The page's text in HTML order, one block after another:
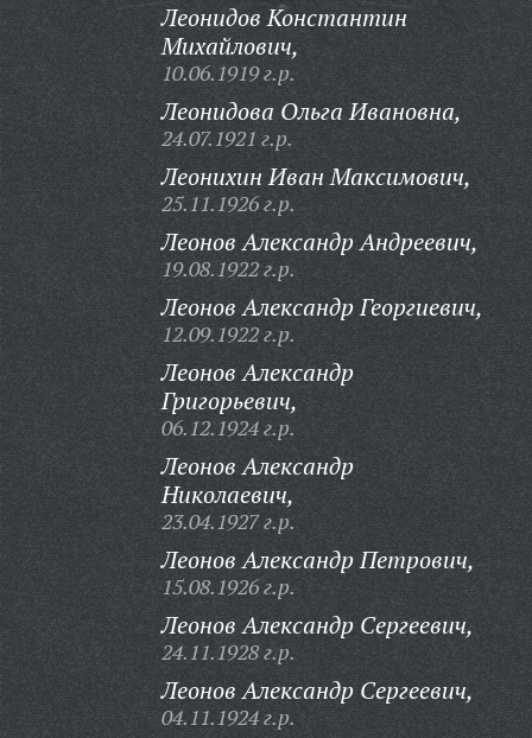
Леонидов Константин
Михайлович,
10.06.1919 г.р.
Леонидова Ольга Ивановна,
24.07.1921 г.р.
Леонихин Иван Максимович,
25.11.1926 г.р.
Леонов Александр Андреевич,
19.08.1922 г.р.
Леонов Александр Георгиевич,
12.09.1922 г.р.
Леонов Александр
Григорьевич,
06.12.1924 г.р.
Леонов Александр
Николаевич,
23.04.1927 г.р.
Леонов Александр Петрович,
15.08.1926 г.р.
Леонов Александр Сергеевич,
24.11.1928 г.р.
Леонов Александр Сергеевич,
04.11.1924 г.р.